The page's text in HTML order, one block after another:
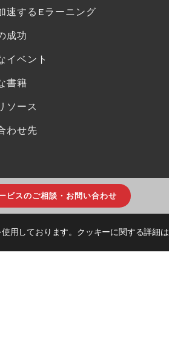
速するEラーニング
成功
イベント
書籍
ソース
わせ先
ビスのご相談・お問い合わせ
用しております。クッキーに関する詳細は